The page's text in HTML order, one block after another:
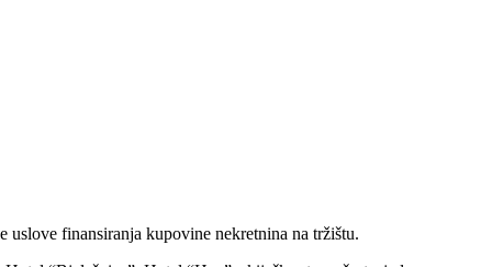
finansiranja kupovine nekretnina na tržištu.